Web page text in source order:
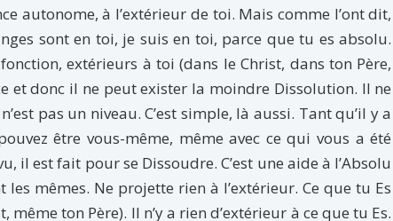
autonome, à l’extérieur de toi. Mais comme l’ont dit,
sont en toi, je suis en toi, parce que tu es absolu.
extérieurs à toi (dans le Christ, dans ton Père,
donc il ne peut exister la moindre Dissolution. Il ne
pas un niveau. C’est simple, là aussi. Tant qu’il y a
être vous-même, même avec ce qui vous a été
il est fait pour se Dissoudre. C’est une aide à l’Absolu
mêmes. Ne projette rien à l’extérieur. Ce que tu Es
même ton Père). Il n’y a rien d’extérieur à ce que tu Es.